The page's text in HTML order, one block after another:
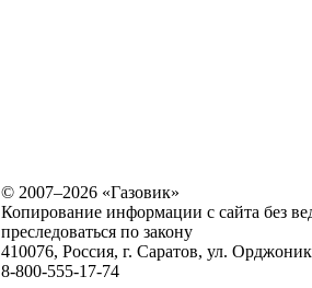
© 2007–2026 «Газовик»
Копирование информации с сайта без
преследоваться по закону
410076, Россия, г. Саратов, ул.
8-800-555-17-74